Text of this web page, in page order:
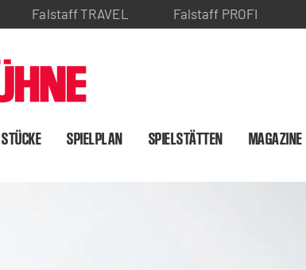
Falstaff TRAVEL Falstaff PROFI
STÜCKE SPIELPLAN SPIELSTÄTTEN MAGAZINE